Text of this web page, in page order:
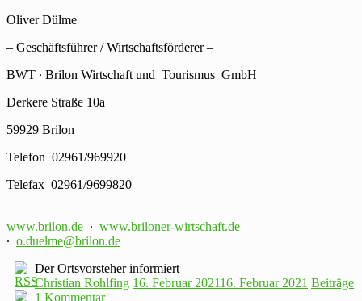
Oliver Dülme
– Geschäftsführer / Wirtschaftsförderer –
BWT ∙ Brilon Wirtschaft und Tourismus GmbH
Derkere Straße 10a
59929 Brilon
Telefon 02961/969920
Telefax 02961/9699820
www.brilon.de ∙ www.briloner-wirtschaft.de
∙ o.duelme@brilon.de
Der Ortsvorsteher informiert
Christian Rohlfing 16. Februar 202116. Februar 2021 Beiträge
1 Kommentar